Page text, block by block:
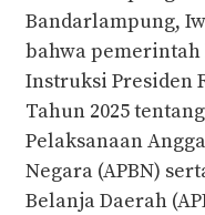
Bandarlampung,
bahwa
Instruksi Presiden
Tahun 2025
Pelaksanaan
Negara (APBN)
Belanja Daerah